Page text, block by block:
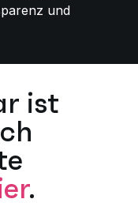
und
ist
.